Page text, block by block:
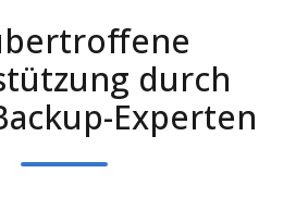
durch
Experten